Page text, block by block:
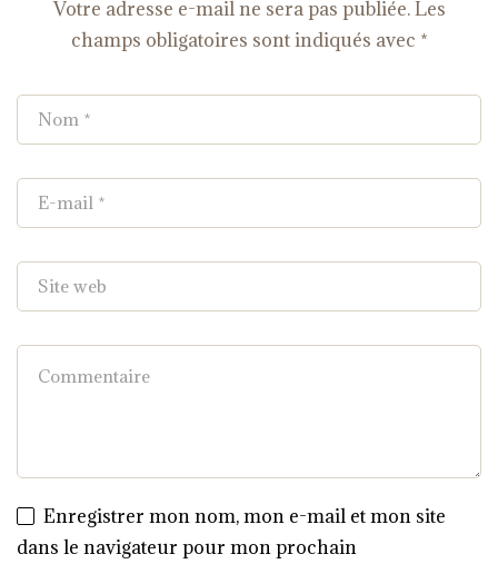
Votre adresse e-mail ne sera pas publiée. Les
champs obligatoires sont indiqués avec *
Enregistrer mon nom, mon e-mail et mon site
dans le navigateur pour mon prochain